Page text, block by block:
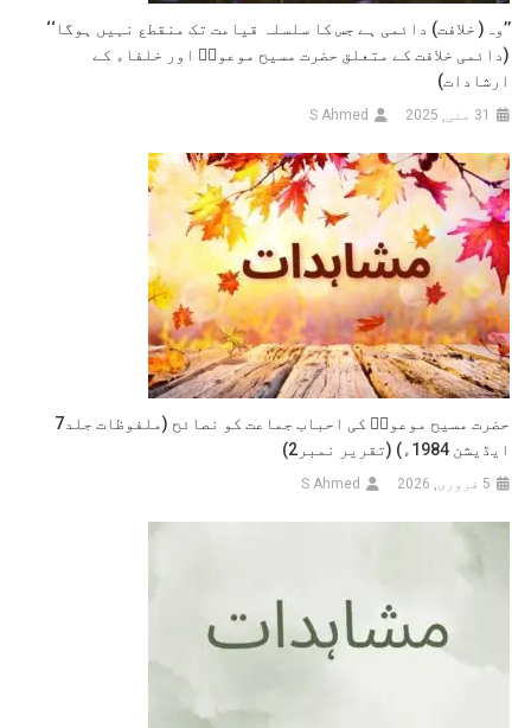
’’وہ( خلافت) دائمی ہے جس کا سلسلہ قیامت تک منقطع نہیں ہوگا‘‘
(دائمی خلافت کے متعلق حضرت مسیح موعودؑ اور خلفاء کے
ارشادات)
31 مئی, 2025 S Ahmed
ایڈیشن 1984ء) (تقریر نمبر2)
5 فروری, 2026 S Ahmed